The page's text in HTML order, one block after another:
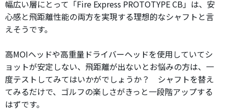
幅広い層にとって「Fire Express PROTOTYPE CB」は、安
心感と飛距離性能の両方を実現する理想的なシャフトと言
えそうです。
高MOIヘッドや高重量ドライバーヘッドを使用していてシ
ョットが安定しない、飛距離が出ないとお悩みの方は、一
度テストしてみてはいかがでしょうか？ シャフトを替え
てみるだけで、ゴルフの楽しさがきっと一段階アップする
はずです。